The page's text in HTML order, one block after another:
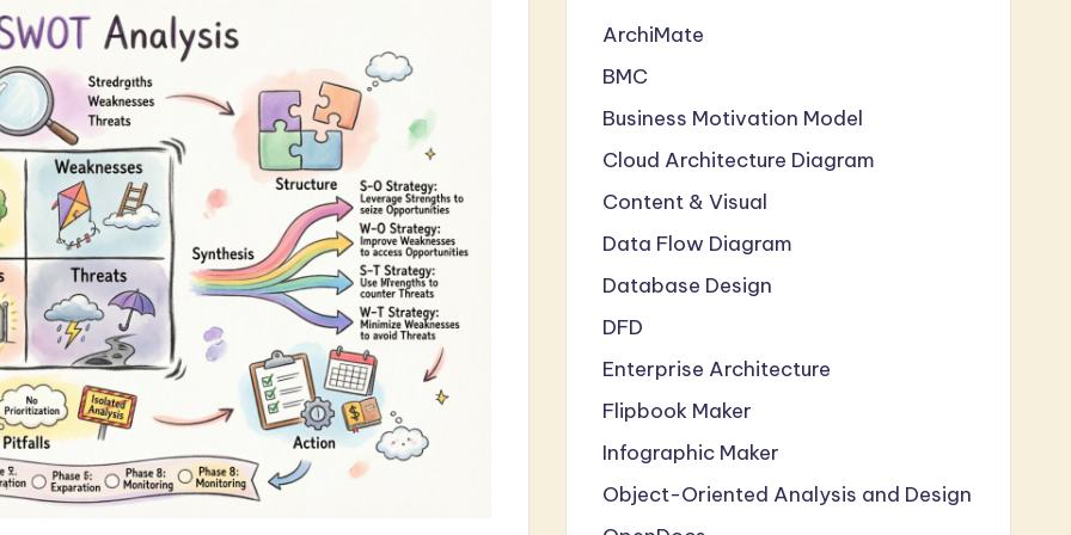
ArchiMate
BMC
Business Motivation Model
Cloud Architecture Diagram
Content & Visual
Data Flow Diagram
Database Design
DFD
Enterprise Architecture
Flipbook Maker
Infographic Maker
Object-Oriented Analysis and Design